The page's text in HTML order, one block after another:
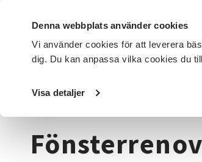
Denna webbplats använder cookies
Vi använder cookies för att leverera
dig. Du kan anpassa vilka cookies du
Visa detaljer
DET HÄR GÖR VI FÖR DIG SOM SÖK
Startsida / Kurser och evenemang